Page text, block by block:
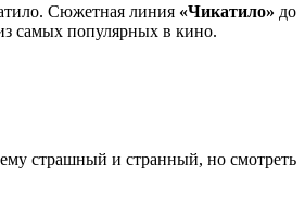
Сюжетная линия «Чикатило» до
самых популярных в кино.
страшный и странный, но смотреть